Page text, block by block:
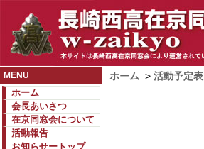
MENU
ホーム
会長あいさつ
在京同窓会について
活動報告
お知らせートップ
ホーム > 活動予定表